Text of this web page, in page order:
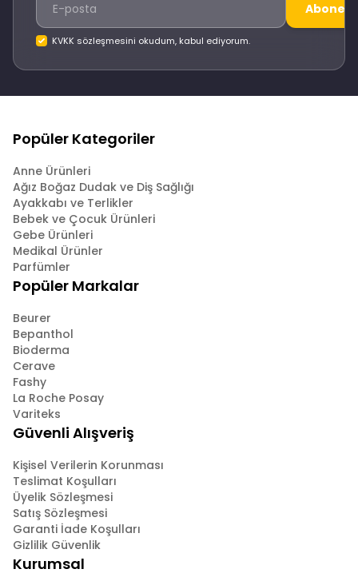
Abone
KVKK sözleşmesini okudum, kabul ediyorum.
Popüler Kategoriler
Anne Ürünleri
Ağız Boğaz Dudak ve Diş Sağlığı
Ayakkabı ve Terlikler
Bebek ve Çocuk Ürünleri
Gebe Ürünleri
Medikal Ürünler
Parfümler
Popüler Markalar
Beurer
Bepanthol
Bioderma
Cerave
Fashy
La Roche Posay
Variteks
Güvenli Alışveriş
Kişisel Verilerin Korunması
Teslimat Koşulları
Üyelik Sözleşmesi
Satış Sözleşmesi
Garanti İade Koşulları
Gizlilik Güvenlik
Kurumsal